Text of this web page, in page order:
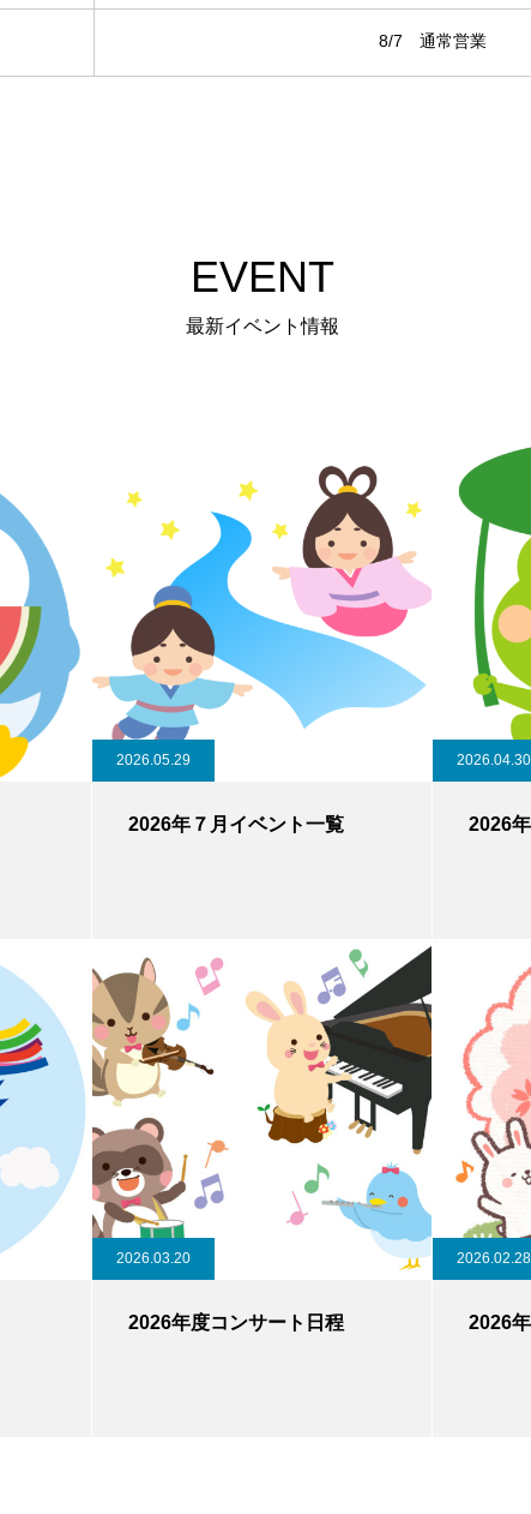
8/7 通常営業
EVENT
最新イベント情報
2026.05.29
2026年７月イベント一覧
2026.04.30
2026
2026.03.20
2026年度コンサート日程
2026.02.28
2026